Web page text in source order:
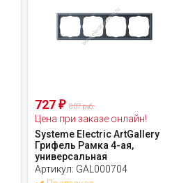
727₽ 807 руб.
Цена при заказе онлайн!
Systeme Electric ArtGallery
Грифель Рамка 4-ая,
универсальная
Артикул: GAL000704